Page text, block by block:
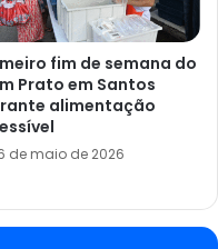
fim de semana do
Prato em Santos
alimentação
de maio de 2026